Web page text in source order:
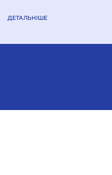
ДЕТАЛЬНІШЕ